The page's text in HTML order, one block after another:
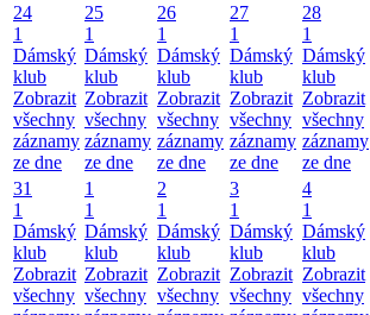
24
1
Dámský
klub
Zobrazit
všechny
záznamy
ze dne
25
1
Dámský
klub
Zobrazit
všechny
záznamy
ze dne
26
1
Dámský
klub
Zobrazit
všechny
záznamy
ze dne
27
1
Dámský
klub
Zobrazit
všechny
záznamy
ze dne
28
1
Dámský
klub
Zobrazit
všechny
záznamy
ze dne
31
1
Dámský
klub
Zobrazit
všechny
1
1
Dámský
klub
Zobrazit
všechny
2
1
Dámský
klub
Zobrazit
všechny
3
1
Dámský
klub
Zobrazit
všechny
4
1
Dámský
klub
Zobrazit
všechny